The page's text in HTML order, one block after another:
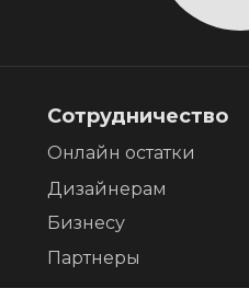
Сотрудничество
Дизайнерам
Бизнесу
Партнеры
Онлайн остатки